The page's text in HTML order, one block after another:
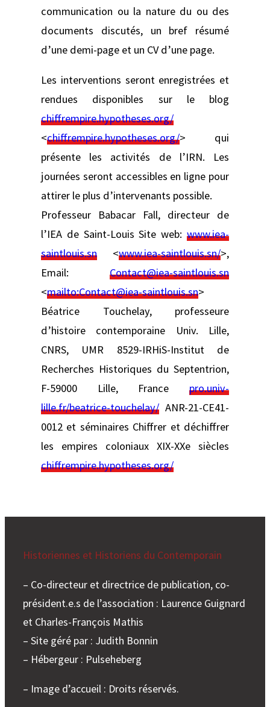
communication ou la nature du ou des
documents discutés, un bref résumé
d’une demi-page et un CV d’une page.
Les interventions seront enregistrées et
rendues disponibles sur le blog
chiffrempire.hypotheses.org/
<chiffrempire.hypotheses.org/> qui
présente les activités de l’IRN. Les
journées seront accessibles en ligne pour
attirer le plus d’intervenants possible.
Professeur Babacar Fall, directeur de
l’IEA de Saint-Louis Site web: www.iea-
saintlouis.sn <www.iea-saintlouis.sn/>,
Email: Contact@iea-saintlouis.sn
<mailto:Contact@iea-saintlouis.sn>
Béatrice Touchelay, professeure
d’histoire contemporaine Univ. Lille,
CNRS, UMR 8529-IRHiS-Institut de
Recherches Historiques du Septentrion,
F-59000 Lille, France pro.univ-
lille.fr/beatrice-touchelay/ ANR-21-CE41-
0012 et séminaires Chiffrer et déchiffrer
les empires coloniaux XIX-XXe siècles
chiffrempire.hypotheses.org/
Historiennes et Historiens du Contemporain
– Co-directeur et directrice de publication, co-
président.e.s de l’association : Laurence Guignard
et Charles-François Mathis
– Site géré par : Judith Bonnin
– Hébergeur : Pulseheberg
– Image d’accueil : Droits réservés.